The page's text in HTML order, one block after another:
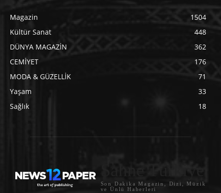
Magazin
1504
Kültür Sanat
448
DÜNYA MAGAZİN
362
CEMİYET
176
MODA & GÜZELLİK
71
Yaşam
33
Sağlık
18
Sahne Türkiye
Son Dakika Magazin, Dizi, Müzik
ve Ünlü Haberleri